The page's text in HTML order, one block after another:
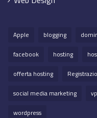
Apple blogging
facebook
hosting
offerta hosting
social media marketing
wordpress